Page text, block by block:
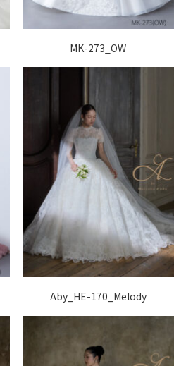
MK-273_OW
Aby_HE-170_Melody